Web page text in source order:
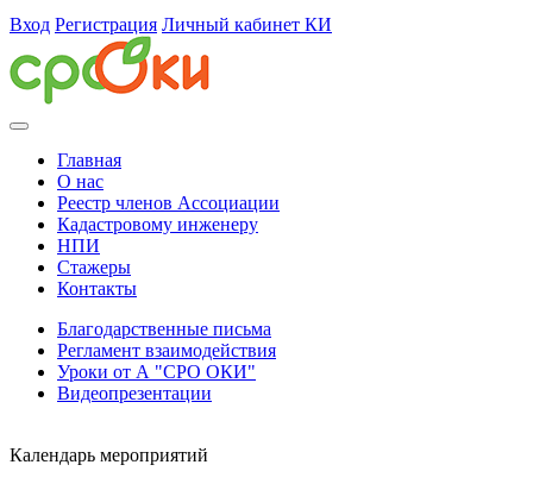
Вход Регистрация Личный кабинет КИ
Главная
О нас
Реестр членов Ассоциации
Кадастровому инженеру
НПИ
Стажеры
Контакты
Благодарственные письма
Регламент взаимодействия
Уроки от А "СРО ОКИ"
Видеопрезентации
Календарь мероприятий